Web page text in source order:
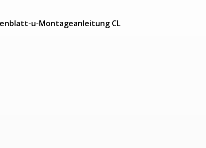
u-Montageanleitung CL